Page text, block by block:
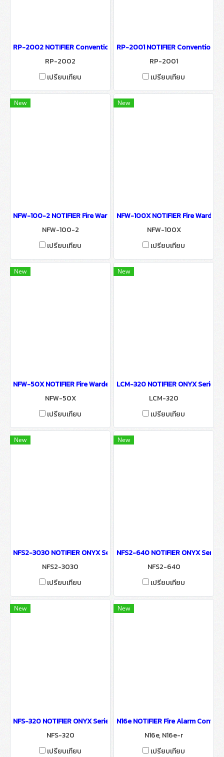
RP-2002 NOTIFIER Conventional Releasing
RP-2002
เปรียบเทียบ
RP-2001 NOTIFIER Conventional
RP-2001
เปรียบเทียบ
New
NFW-100-2 NOTIFIER Fire Warden Control Panels
NFW-100-2
เปรียบเทียบ
New
NFW-100X NOTIFIER Fire
NFW-100X
เปรียบเทียบ
New
NFW-50X NOTIFIER Fire Warden Control Panels
NFW-50X
เปรียบเทียบ
New
LCM-320 NOTIFIER ONYX Series
LCM-320
เปรียบเทียบ
New
NFS2-3030 NOTIFIER ONYX Series Control Panels
NFS2-3030
เปรียบเทียบ
New
NFS2-640 NOTIFIER ONYX
NFS2-640
เปรียบเทียบ
New
NFS-320 NOTIFIER ONYX Series Control Panels
NFS-320
เปรียบเทียบ
New
N16e NOTIFIER Fire Alarm
N16e, N16e-r
เปรียบเทียบ